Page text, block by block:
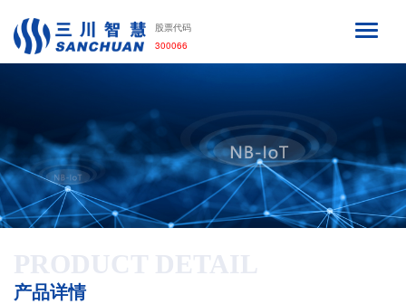
股票代码
300066
PRODUCT DETAIL
产品详情